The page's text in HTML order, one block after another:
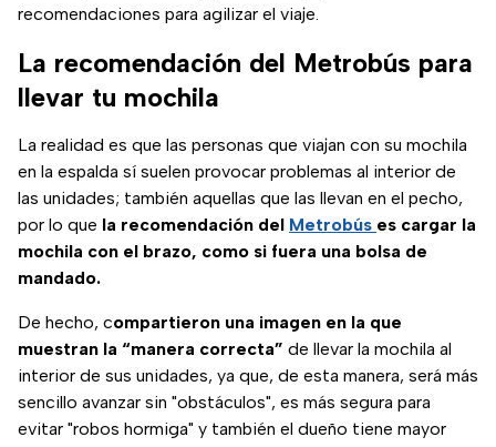
recomendaciones para agilizar el viaje.
La recomendación del Metrobús para
llevar tu mochila
La realidad es que las personas que viajan con su mochila
en la espalda sí suelen provocar problemas al interior de
las unidades; también aquellas que las llevan en el pecho,
por lo que la recomendación del Metrobús es cargar la
mochila con el brazo, como si fuera una bolsa de
mandado.
De hecho, compartieron una imagen en la que
muestran la “manera correcta” de llevar la mochila al
interior de sus unidades, ya que, de esta manera, será más
sencillo avanzar sin "obstáculos", es más segura para
evitar "robos hormiga" y también el dueño tiene mayor